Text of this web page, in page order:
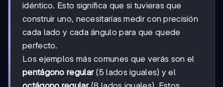
idéntico. Esto significa que si tuvieras que
construir uno, necesitarías medir con precisión
cada lado y cada ángulo para que quede
perfecto.
Los ejemplos más comunes que verás son el
pentágono regular(5 lados iguales) y el